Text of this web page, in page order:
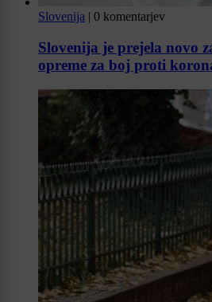
Slovenija | 0 komentarjev
Slovenija je prejela novo
opreme za boj proti